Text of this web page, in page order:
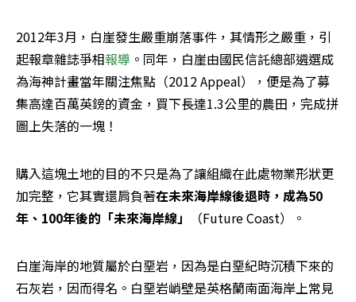
2012年3月，白崖發生嚴重崩落事件，其情形之嚴重，引
起報章雜誌爭相報導 。同年，白崖由國民信託總部遴選成
為海神計畫當年關注焦點（2012 Appeal），便是為了募
集高達百萬英鎊的資金，買下長達1.3公里的農田，完成拼
圖上失落的一塊！
購入這塊土地的目的不只是為了讓組織在此處物業形狀更
加完整，它其實還肩負著在未來海岸線後退時，成為50
年、100年後的「未來海岸線」
（Future Coast）。
白崖海岸的地質屬於白堊岩，因為是白堊紀時沉積下來的
石灰岩，因而得名。白堊岩峭壁是英格蘭南面海岸上常見